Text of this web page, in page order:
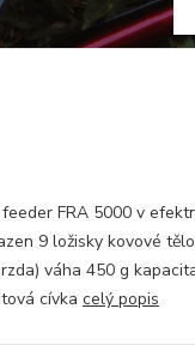
FRA 5000 v
9 ložisky kovové
váha 450 g
cívka celý popis